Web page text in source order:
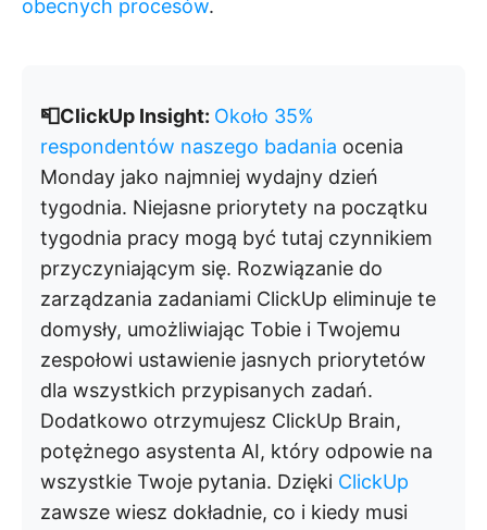
obecnych procesów.
📮ClickUp Insight: Około 35%
respondentów naszego badania ocenia
Monday jako najmniej wydajny dzień
tygodnia. Niejasne priorytety na początku
tygodnia pracy mogą być tutaj czynnikiem
przyczyniającym się. Rozwiązanie do
zarządzania zadaniami ClickUp eliminuje te
domysły, umożliwiając Tobie i Twojemu
zespołowi ustawienie jasnych priorytetów
dla wszystkich przypisanych zadań.
Dodatkowo otrzymujesz ClickUp Brain,
potężnego asystenta AI, który odpowie na
wszystkie Twoje pytania. Dzięki ClickUp
zawsze wiesz dokładnie, co i kiedy musi